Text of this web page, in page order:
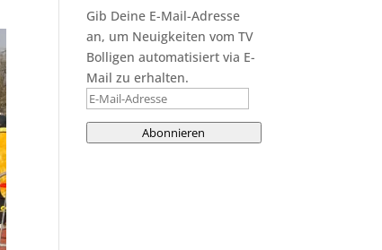
Gib Deine E-Mail-Adresse
an, um Neuigkeiten vom TV
Bolligen automatisiert via E-
Mail zu erhalten.
E-
Mail-
Adresse Abonnieren